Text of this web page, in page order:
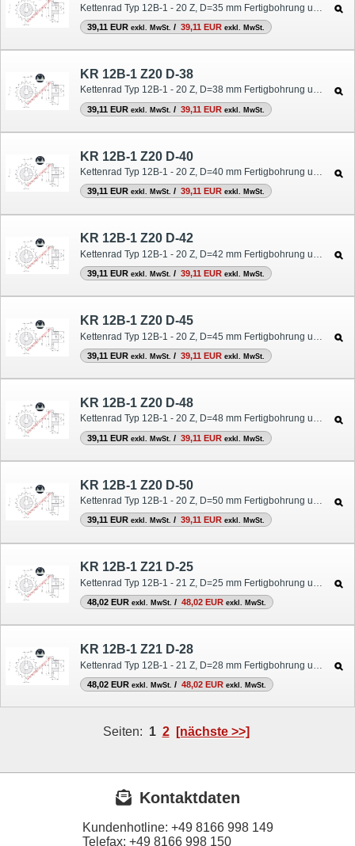
39,11 EUR exkl. MwSt. / 39,11 EUR exkl. MwSt.
KR 12B-1 Z20 D-38
Kettenrad Typ 12B-1 - 20 Z, D=38 mm Fertigbohrung und Nut
39,11 EUR exkl. MwSt. / 39,11 EUR exkl. MwSt.
KR 12B-1 Z20 D-40
Kettenrad Typ 12B-1 - 20 Z, D=40 mm Fertigbohrung und Nut
39,11 EUR exkl. MwSt. / 39,11 EUR exkl. MwSt.
KR 12B-1 Z20 D-42
Kettenrad Typ 12B-1 - 20 Z, D=42 mm Fertigbohrung und Nut
39,11 EUR exkl. MwSt. / 39,11 EUR exkl. MwSt.
KR 12B-1 Z20 D-45
39,11 EUR exkl. MwSt. / 39,11 EUR exkl. MwSt.
KR 12B-1 Z20 D-48
Kettenrad Typ 12B-1 - 20 Z, D=48 mm Fertigbohrung und Nut
39,11 EUR exkl. MwSt. / 39,11 EUR exkl. MwSt.
KR 12B-1 Z20 D-50
Kettenrad Typ 12B-1 - 20 Z, D=50 mm Fertigbohrung und Nut
39,11 EUR exkl. MwSt. / 39,11 EUR exkl. MwSt.
KR 12B-1 Z21 D-25
Kettenrad Typ 12B-1 - 21 Z, D=25 mm Fertigbohrung und Nut
48,02 EUR exkl. MwSt. / 48,02 EUR exkl. MwSt.
KR 12B-1 Z21 D-28
48,02 EUR exkl. MwSt. / 48,02 EUR exkl. MwSt.
Seiten: 1 2 [nächste >>]
Kontaktdaten
Kundenhotline: +49 8166 998 149
Telefax: +49 8166 998 150